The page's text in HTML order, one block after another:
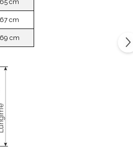
65 cm
67 cm
69 cm